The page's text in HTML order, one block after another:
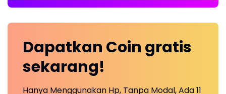
Dapatkan Coin gratis
sekarang!
Hanya Menggunakan Hp, Tanpa Modal, Ada 11